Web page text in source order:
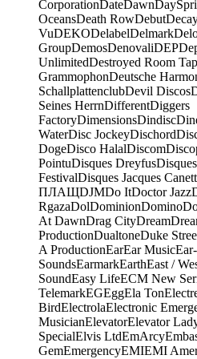
CorporationDateDawn
OceansDeath RowDebut
VuDEKODelabelDelmark
GroupDemosDenovaliDEP
UnlimitedDestroyed Room
GrammophonDeutsche
SchallplattenclubDevil Discos
Seines HerrnDifferentDiggers
FactoryDimensionsDindisc
WaterDisc JockeyDischord
DogeDisco HalalDiscom
PointuDisques Dreyfus
FestivalDisques Jacques
ПЛАЩDJMDo ItDoctor Jazz
RgazaDolDominionDomino
At DawnDrag CityDream
ProductionDualtoneDuke
A ProductionEarEar Music
SoundsEarmarkEarthEast /
SoundEasy LifeECM New
TelemarkEGEggEla Ton
BirdElectrolaElectronic
MusicianElevatorElevator
SpecialElvis LtdEmArcy
GemEmergencyEMIEMI